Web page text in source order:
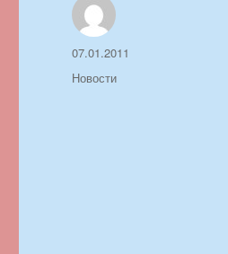
Автор
Опубликовано
07.01.2011
Рубрики
Новости